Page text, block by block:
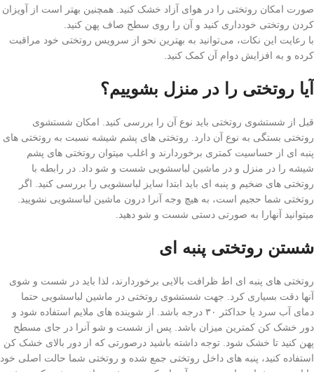
صورت امکان روتختی را در هوای آزاد خشک کنید. همچنین بهتر است از آویزان
کردن روتختی خودداری کنید و آن را روی سطح صاف پهن کنید.
با رعایت این نکات، می‌توانید به بهترین نحو از سرویس روتختی خود مراقبت
کرده و به افزایش دوام آن کمک کنید.
آیا روتختی را در منزل بشوییم؟
قبل از شستشوی روتختی باید نوع آن را بررسی کنید. امکان شستشوی
روتختی بستگی به نوع آن دارد. روتختی های پشم شیشه نسبت به روتختی های
پنبه ای از حساسیت کمتری برخوردارند و اغلب میتوان روتختی های پشم
شیشه را در منزل و در ماشین لباسشویی شست و شو داد. در رابطه با
روتختی های ضخیم و پنبه ای باید ابتدا سایز لباسشویی را بررسی کنید. اگر
روتختی شما حجیم است، به هیچ وجه آنرا درون ماشین لباسشویی نشویید.
میتوانید آنهارا به صورتی دستی شست و شو دهید.
شستن روتختی پنبه ای
روتختی های پنبه ای اط ظرافت بالایی برخوردارند، لذا باید در شست و شوی
آنها دقت بسیاری کرد. جهت شستشوی روتختی در ماشین لباسشویی حتما
دمای آب سرد یا حداکثر ۳۰ درجه باشد. از شوینده های ملایم استفاده شود و
دور خشک کن کمترین میزان باشد. پس از شست و شو آنرا در جای مسطح
پهن کنید تا خشک شود. توجه داشته باشید درصورتی که از دور بالای خشک کن
استفاده کنید، پنبه های داخل روتختی جمع شده و روتختی شما حالت اصلی خود